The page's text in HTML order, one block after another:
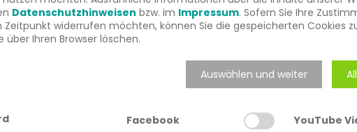
entkräften Sie zudem Falschnachrichten und
als vertrauenswürdiger Aufklärer.
audiovisuelle Möglichkeiten, Ihre Leistungen attraktiv und
gibt kaum eine kostengünstigere und effektivere Möglichkeit,
Datenschutzhinweisen bzw. im Impressum. Sofern Sie Ihre
Zeitpunkt widerrufen möchten, können Sie die gespeicherten Cookies
über Ihren Browser löschen.
Auswählen und weiter
Facebook YouTube